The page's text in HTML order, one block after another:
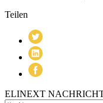
Teilen
ELINEXT